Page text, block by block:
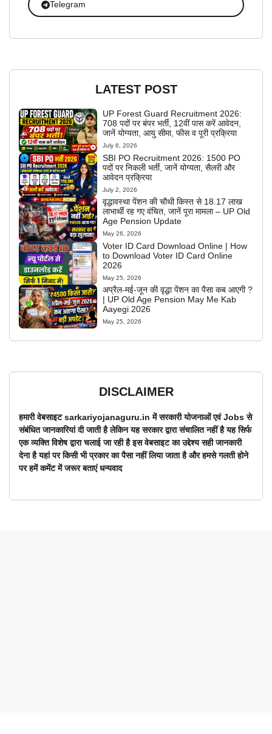
Telegram
LATEST POST
UP Forest Guard Recruitment 2026:
708 पदों पर बंपर भर्ती, 12वीं पास करें आवेदन,
जानें योग्यता, आयु सीमा, फीस व पूरी प्रक्रिया
July 6, 2026
SBI PO Recruitment 2026: 1500 PO
पदों पर निकली भर्ती, जानें योग्यता, सैलरी और
आवेदन प्रक्रिया
July 2, 2026
वृद्धावस्था पेंशन की चौथी किस्त से 18.17 लाख
लाभार्थी रह गए वंचित, जानें पूरा मामला – UP Old
Age Pension Update
May 26, 2026
Voter ID Card Download Online | How
to Download Voter ID Card Online
2026
May 25, 2026
अप्रैल-मई-जून की वृद्धा पेंशन का पैसा कब आएगी ?
| UP Old Age Pension May Me Kab
Aayegi 2026
May 25, 2026
DISCLAIMER
हमारी वेबसाइट sarkariyojanaguru.in में सरकारी योजनाओं एवं Jobs से
संबंधित जानकारियां दी जाती है लेकिन यह सरकार द्वारा संचालित नहीं है यह सिर्फ
एक व्यक्ति विशेष द्वारा चलाई जा रही है इस वेबसाइट का उद्देश्य सही जानकारी
देना है यहां पर किसी भी प्रकार का पैसा नहीं लिया जाता है और हमसे गलती होने
पर हमें कमेंट में जरूर बताएं धन्यवाद